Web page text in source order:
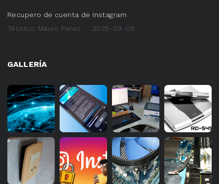
Recupero de cuenta de Instagram
Técnico: Mauro Perez
2025-09-08
GALLERÍA